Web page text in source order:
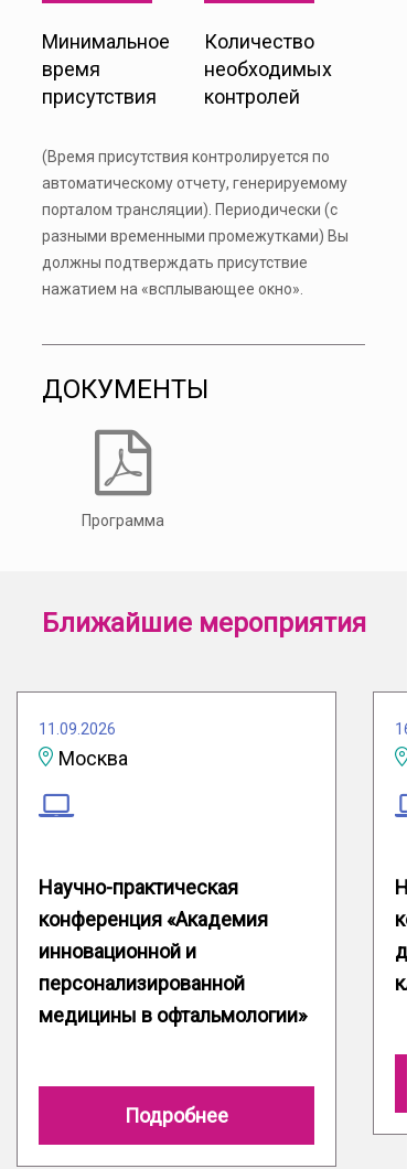
Минимальное
время
присутствия
Количество
необходимых
контролей
(Время присутствия контролируется по
автоматическому отчету, генерируемому
порталом трансляции). Периодически (с
разными временными промежутками) Вы
должны подтверждать присутствие
нажатием на «всплывающее окно».
ДОКУМЕНТЫ
Программа
Ближайшие мероприятия
11.09.2026
Москва
Научно-практическая
конференция «Академия
инновационной и
персонализированной
медицины в офтальмологии»
Подробнее